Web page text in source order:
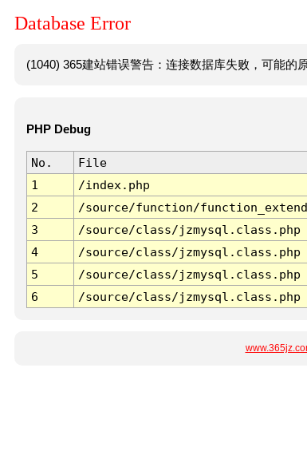
Database Error
(1040) 365建站错误警告：连接数据库失败，可能的
PHP Debug
No. File
1
/index.php
2
/source/function/
3
/source/class/jzmysql.class.php
4
/source/class/jzmysql.class.php
5
/source/class/jzmysql.class.php
6
/source/class/jzmysql.class.php